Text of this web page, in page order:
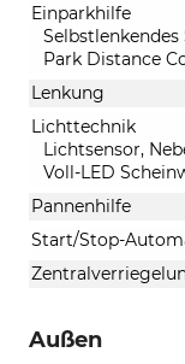
Einparkhilfe
Park Distance
Lenkung
Lichttechnik
Lichtsensor,
Voll-LED
Pannenhilfe
Start/Stop-
Außen